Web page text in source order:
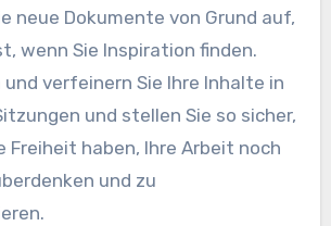
neue Dokumente von Grund auf,
wenn Sie Inspiration finden.
verfeinern Sie Ihre Inhalte in
und stellen Sie so sicher,
Freiheit haben, Ihre Arbeit noch
und zu